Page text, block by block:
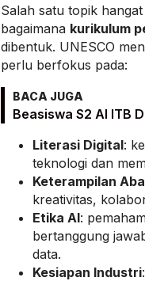
Salah satu topik
bagaimana kurikulum
dibentuk. UNESCO
perlu berfokus pada:
BACA JUGA
Beasiswa S2 AI ITB
Literasi Digital:
teknologi dan
Keterampilan
kreativitas,
Etika AI:
bertanggung
data.
Kesiapan Industri